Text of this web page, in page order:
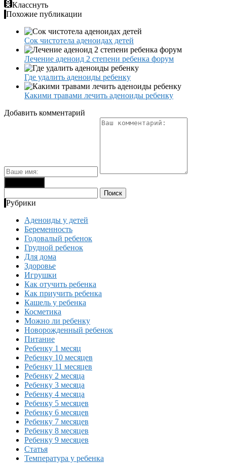
Класснуть
Похожие публикации
Сок чистотела аденоидах детей
Лечение аденоид 2 степени ребенка форум
Где удалить аденоиды ребенку
Какими травами лечить аденоиды ребенку
Добавить комментарий
Рубрики
Аденоиды у детей
Беременность
Годовалый ребенок
Грудной ребенок
Для дома
Здоровье
Игрушки
Как отучить ребенка
Как приучить ребенка
Кашель у ребенка
Косметика
Можно ли ребенку
Новорожденный ребенок
Питание
Ребенку 1 месяц
Ребенку 10 месяцев
Ребенку 11 месяцев
Ребенку 2 месяца
Ребенку 3 месяца
Ребенку 4 месяца
Ребенку 5 месяцев
Ребенку 6 месяцев
Ребенку 7 месяцев
Ребенку 8 месяцев
Ребенку 9 месяцев
Статья
Температура у ребенка